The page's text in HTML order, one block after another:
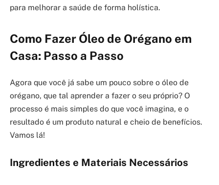
para melhorar a saúde de forma holística.
Como Fazer Óleo de Orégano em
Casa: Passo a Passo
Agora que você já sabe um pouco sobre o óleo de
orégano, que tal aprender a fazer o seu próprio? O
processo é mais simples do que você imagina, e o
resultado é um produto natural e cheio de benefícios.
Vamos lá!
Ingredientes e Materiais Necessários